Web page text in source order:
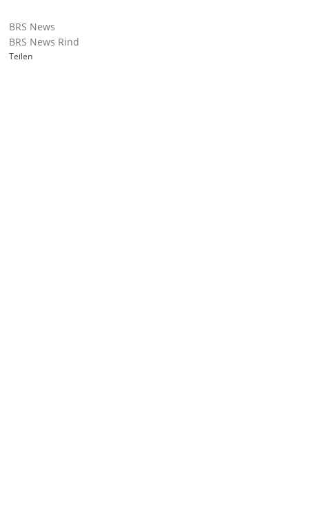
BRS News
BRS News Rind
Teilen